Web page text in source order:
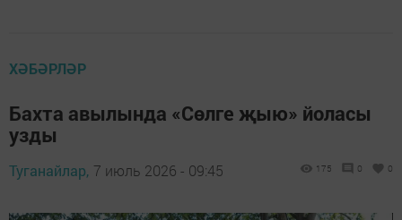
ХӘБӘРЛӘР
Бахта авылында «Сөлге җыю» йоласы
узды
Туганайлар, 7 июль 2026 - 09:45 175 0 0